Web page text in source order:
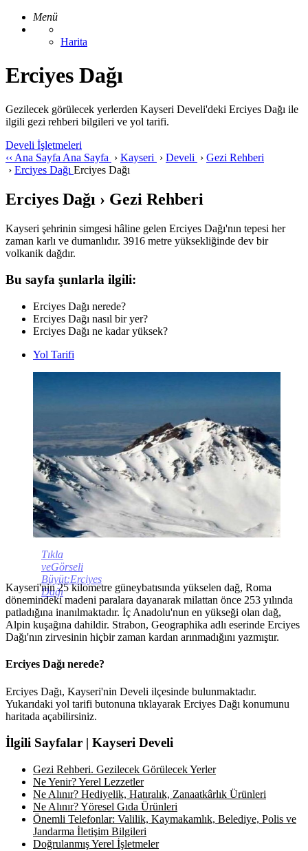
Menü
Harita
Erciyes Dağı
Gezilecek görülecek yerlerden Kayseri Develi'deki Erciyes Dağı ile
ilgili gezi rehberi bilgileri ve yol tarifi.
Develi İşletmeleri
‹‹ Ana Sayfa Ana Sayfa › Kayseri › Develi › Gezi Rehberi
› Erciyes Dağı Erciyes Dağı
Erciyes Dağı › Gezi Rehberi
Kayseri şehrinin simgesi hâline gelen Erciyes Dağı'nın tepesi her
zaman karlı ve dumanlıdır. 3916 metre yüksekliğinde dev bir
volkanik dağdır.
Bu sayfa şunlarla ilgili:
Erciyes Dağı nerede?
Erciyes Dağı nasıl bir yer?
Erciyes Dağı ne kadar yüksek?
Yol Tarifi
Tıkla
veGörseli
Büyüt:Erciyes
Dağı
Kayseri'nin 25 kilometre güneybatısında yükselen dağ, Roma
dönemindeki madeni paralara dayanarak milattan önce 253 yılında
patladığına inanılmaktadır. İç Anadolu'nun en yükseği olan dağ,
Alpin kuşağına dahildir. Strabon, Geographika adlı eserinde Erciyes
Dağı'nın zirvesinin hiçbir zaman kardan arınmadığını yazmıştır.
Erciyes Dağı nerede?
Erciyes Dağı, Kayseri'nin Develi ilçesinde bulunmaktadır.
Yukarıdaki yol tarifi butonuna tıklayarak Erciyes Dağı konumunu
haritada açabilirsiniz.
İlgili Sayfalar | Kayseri Develi
Gezi Rehberi. Gezilecek Görülecek Yerler
Ne Yenir? Yerel Lezzetler
Ne Alınır? Hediyelik, Hatıralık, Zanaatkârlık Ürünleri
Ne Alınır? Yöresel Gıda Ürünleri
Önemli Telefonlar: Valilik, Kaymakamlık, Belediye, Polis ve
Jandarma İletişim Bilgileri
Doğrulanmış Yerel İşletmeler